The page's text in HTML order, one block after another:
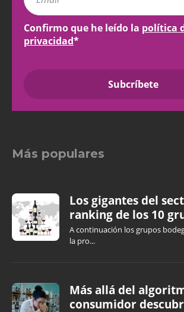
Confirmo que he leído la política
privacidad*
Más populares
Los gigantes del
ranking de los 10
A continuación los grupos
la pro...
Más allá del
consumidor